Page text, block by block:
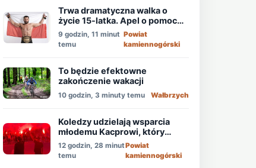
Trwa dramatyczna walka o
życie 15-latka. Apel o pomoc
mistrza MMA - Memeda
Khalidova
9 godzin, 11 minut
temu
Powiat
kamiennogórski
To będzie efektowne
zakończenie wakacji
10 godzin, 3 minuty temu Wałbrzych
Koledzy udzielają wsparcia
młodemu Kacprowi, który
walczy o życie po ataku
nożownika!
12 godzin, 28 minut
temu
Powiat
kamiennogórski